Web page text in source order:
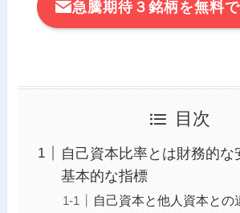
急騰期待３銘柄を無料
目次
自己資本比率とは財務的な
基本的な指標
自己資本と他人資本との